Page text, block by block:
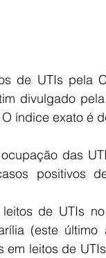
de UTIs pela
divulgado
índice exato é
das
positivos
de UTIs
(este
leitos de